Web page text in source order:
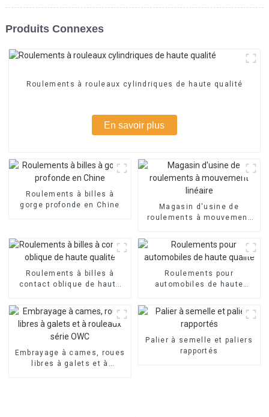
Produits Connexes
Roulements à rouleaux cylindriques de haute qualité
En savoir plus
Roulements à billes à
gorge profonde en Chine
Magasin d'usine de
roulements à mouvement
Roulements à billes à
contact oblique de haute
Roulements pour
automobiles de haute
Embrayage à cames, roues
libres à galets et à
Palier à semelle et paliers
rapportés